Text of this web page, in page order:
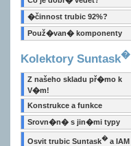
�činnost trubic 92%?
Použ�van� komponenty
Kolektory Suntask�
Z našeho skladu př�mo k
V�m!
Konstrukce a funkce
Srovn�n� s jin�mi typy
Osvit trubic Suntask�a IAM